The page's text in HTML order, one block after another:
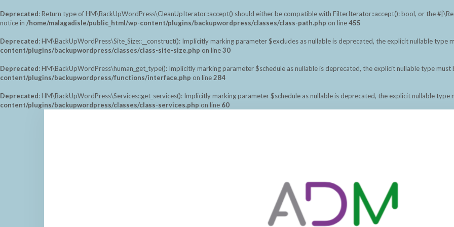
Deprecated: Return type of HM\BackUpWordPress\CleanUpIterator::accept() should either be compatible with FilterIterator::accept(): bool, or the
notice in /home/malagadisle/public_html/wp-content/plugins/backupwordpress/classes/class-path.php on line455
Deprecated: HM\BackUpWordPress\Site_Size::__construct(): Implicitly marking parameter $excludes as nullable is deprecated, the explicit nullable type
content/plugins/backupwordpress/classes/class-site-size.php on line30
Deprecated: HM\BackUpWordPress\human_get_type(): Implicitly marking parameter $schedule as nullable is deprecated, the explicit nullable type must
content/plugins/backupwordpress/functions/interface.php on line284
Deprecated: HM\BackUpWordPress\Services::get_services(): Implicitly marking parameter $schedule as nullable is deprecated, the explicit nullable type
content/plugins/backupwordpress/classes/class-services.php on line 60